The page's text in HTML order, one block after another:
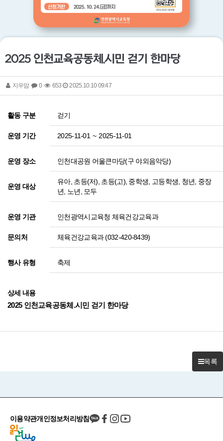
2025 인천교육공동체.시민 걷기 한마당
지우맘 0 653 2025.10.10 09:47
활동 구분 걷기
운영 기간 2025-11-01 ~ 2025-11-01
운영 장소 인천대공원 어울큰마당(구 야외음악당)
운영 대상
유아, 초등(저), 초등(고), 중학생, 고등학생, 청년, 중장
년, 노년, 모두
운영 기관 인천광역시교육청 체육건강교육과
문의처 체육건강교육과 (032-420-8439)
행사 유형 축제
상세 내용
2025 인천교육공동체.시민 걷기 한마당
목록
이용약관개인정보처리방침